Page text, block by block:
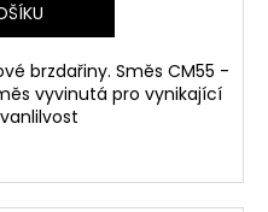
brzdařiny. Směs CM55 -
vyvinutá pro vynikající